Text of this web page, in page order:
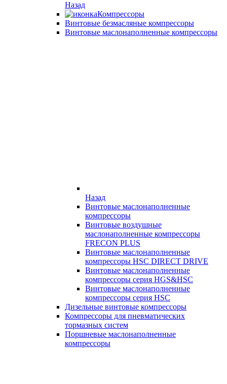
Назад
Компрессоры
Винтовые безмасляные компрессоры
Винтовые маслонаполненные компрессоры
Назад
Винтовые маслонаполненные
компрессоры
Винтовые воздушные
маслонаполненные компрессоры
FRECON PLUS
Винтовые маслонаполненные
компрессоры HSC DIRECT DRIVE
Винтовые маслонаполненные
компрессоры серия HGS&HSC
Винтовые маслонаполненные
компрессоры серия HSC
Дизельные винтовые компрессоры
Компрессоры для пневматических
тормазных систем
Поршневые маслонаполненные
компрессоры